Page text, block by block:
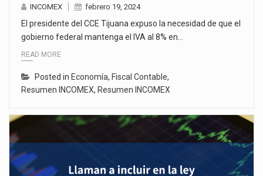
INCOMEX febrero 19, 2024
El presidente del CCE Tijuana expuso la necesidad de que el
gobierno federal mantenga el IVA al 8% en…
READ MORE
Posted in Economía, Fiscal Contable,
Resumen INCOMEX, Resumen INCOMEX